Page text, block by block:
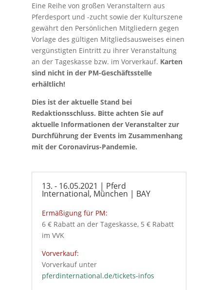
Eine Reihe von großen Veranstaltern aus
Pferdesport und -zucht sowie der Kulturszene
gewährt den Persönlichen Mitgliedern gegen
Vorlage des gültigen Mitgliedsausweises einen
vergünstigten Eintritt zu ihrer Veranstaltung
an der Tageskasse bzw. im Vorverkauf. Karten
sind nicht in der PM-Geschäftsstelle
erhältlich!
Dies ist der aktuelle Stand bei
Redaktionsschluss. Bitte achten Sie auf
aktuelle Informationen der Veranstalter zur
Durchführung der Events im Zusammenhang
mit der Coronavirus-Pandemie.
13. -­ 16.05.2021 | Pferd
International, München | BAY
Ermäßigung für PM:
6 € Rabatt an der Tageskasse, 5 € Rabatt
im VVK
Vorverkauf:
Vorverkauf unter
pferdinternational.de/tickets-infos